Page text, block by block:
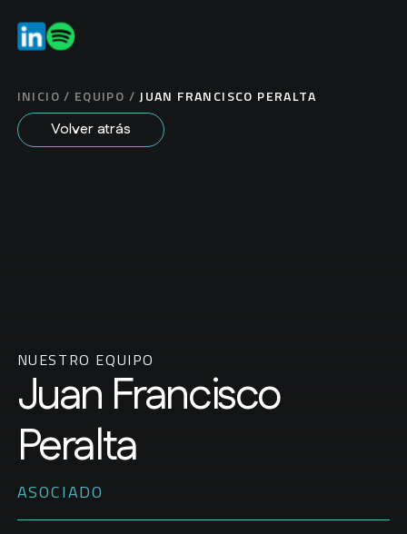
INICIO / EQUIPO / JUAN FRANCISCO PERALTA
Volver atrás
NUESTRO EQUIPO
Juan Francisco
Peralta
ASOCIADO